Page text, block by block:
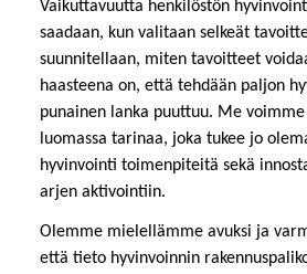
Vaikuttavuutta henkilöstön
saadaan, kun valitaan selkeät
suunnitellaan, miten tavoitteet
haasteena on, että tehdään paljon
punainen lanka puuttuu. Me
luomassa tarinaa, joka tukee jo
hyvinvointi toimenpiteitä sekä
arjen aktivointiin.
Olemme mielellämme avuksi ja
että tieto hyvinvoinnin